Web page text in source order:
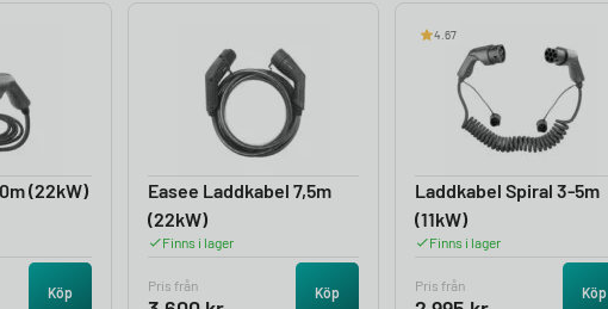
(22kW)
Köp
Easee Laddkabel 7,5m
(22kW)
Finns i lager
Pris från Köp
4.67
Laddkabel Spiral 3-5m
(11kW)
Finns i lager
Pris från Köp